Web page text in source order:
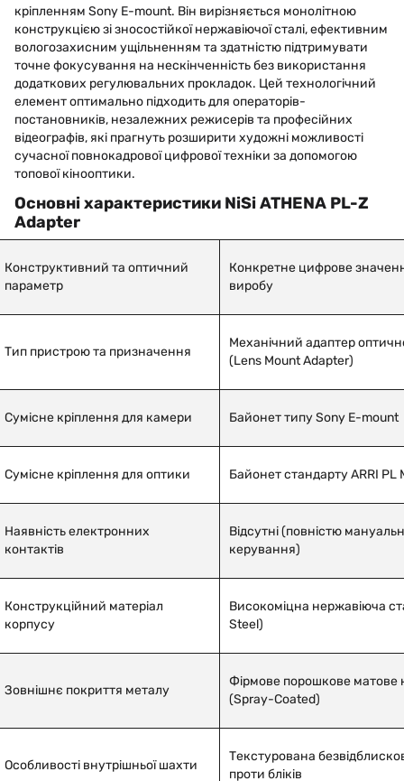
кріпленням Sony E-mount. Він вирізняється монолітною
конструкцією зі зносостійкої нержавіючої сталі, ефективним
вологозахисним ущільненням та здатністю підтримувати
точне фокусування на нескінченність без використання
додаткових регулювальних прокладок. Цей технологічний
елемент оптимально підходить для операторів-
постановників, незалежних режисерів та професійних
відеографів, які прагнуть розширити художні можливості
сучасної повнокадрової цифрової техніки за допомогою
топової кінооптики.
Основні характеристики NiSi ATHENA PL-Z
Adapter
Конструктивний та оптичний
параметр
Конкретне цифрове
виробу
Тип пристрою та призначення
Механічний адаптер
(Lens Mount Adapter)
Сумісне кріплення для камери БайонеттипуSony E-mount
Сумісне кріплення для оптики Байонет стандарту ARRI PL
Наявність електронних
контактів
Відсутні (повністю
керування)
Конструкційний матеріал
корпусу
Високоміцна нержавіюча
Steel)
Зовнішнє покриття металу
Фірмове порошкове матове
(Spray-Coated)
Особливості внутрішньої шахти
Текстурована
проти бліків